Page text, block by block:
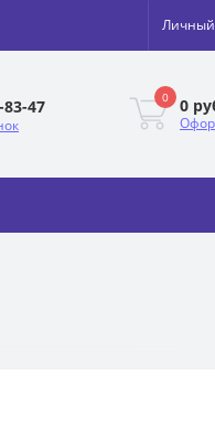
Личный
83-47 0 0